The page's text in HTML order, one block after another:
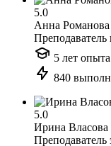
5.0
Анна Романова
Преподаватель
5 лет опыта
840
5.0
Ирина Власова
Преподаватель